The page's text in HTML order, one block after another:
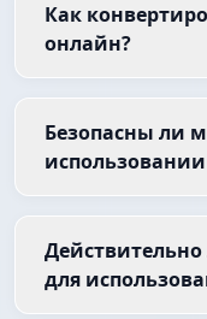
Как
онлайн?
Безопасны ли
Действительно
для